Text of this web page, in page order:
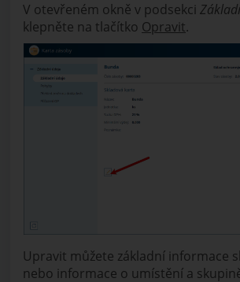
V otevřeném okně v podsekci
klepněte na tlačítko Opravit.
Upravit můžete základní informace
nebo informace o umístění a